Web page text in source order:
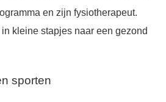
en zijn fysiotherapeut.
kleine stapjes naar een gezond
sporten